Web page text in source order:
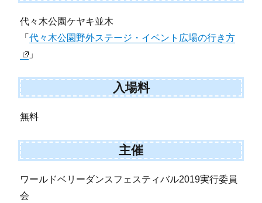
代々木公園ケヤキ並木
「代々木公園野外ステージ・イベント広場の行き方
」
入場料
無料
主催
ワールドベリーダンスフェスティバル2019実行委員
会